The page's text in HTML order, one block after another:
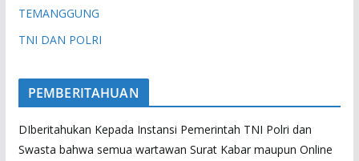
TEMANGGUNG
TNI DAN POLRI
PEMBERITAHUAN
DIberitahukan Kepada Instansi Pemerintah TNI Polri dan
Swasta bahwa semua wartawan Surat Kabar maupun Online